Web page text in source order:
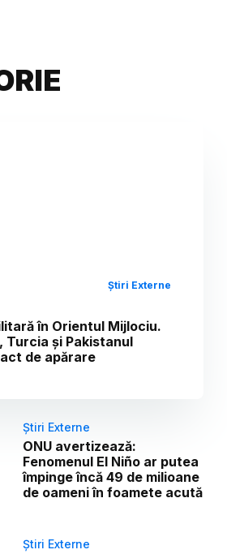
Știri Externe
în Orientul Mijlociu.
Turcia și Pakistanul
de apărare
Știri Externe
ONU avertizează:
Fenomenul El Niño ar putea
împinge încă 49 de milioane
de oameni în foamete acută
Știri Externe